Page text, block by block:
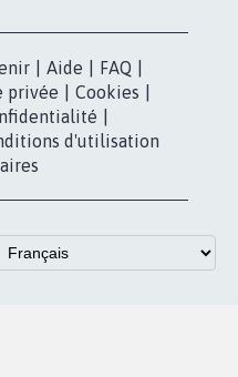
Aide FAQ
privée Cookies
d'utilisation